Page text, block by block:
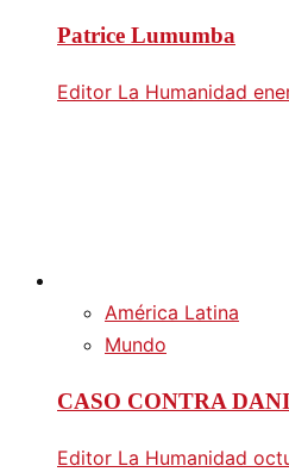
Patrice Lumumba
Editor La Humanidad
América Latina
Mundo
CASO CONTRA
Editor La Humanidad